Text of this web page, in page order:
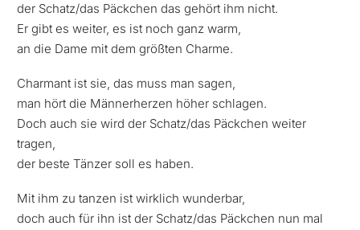
der Schatz/das Päckchen das gehört ihm nicht.
Er gibt es weiter, es ist noch ganz warm,
an die Dame mit dem größten Charme.
Charmant ist sie, das muss man sagen,
man hört die Männerherzen höher schlagen.
Doch auch sie wird der Schatz/das Päckchen weiter
tragen,
der beste Tänzer soll es haben.
Mit ihm zu tanzen ist wirklich wunderbar,
doch auch für ihn ist der Schatz/das Päckchen nun mal